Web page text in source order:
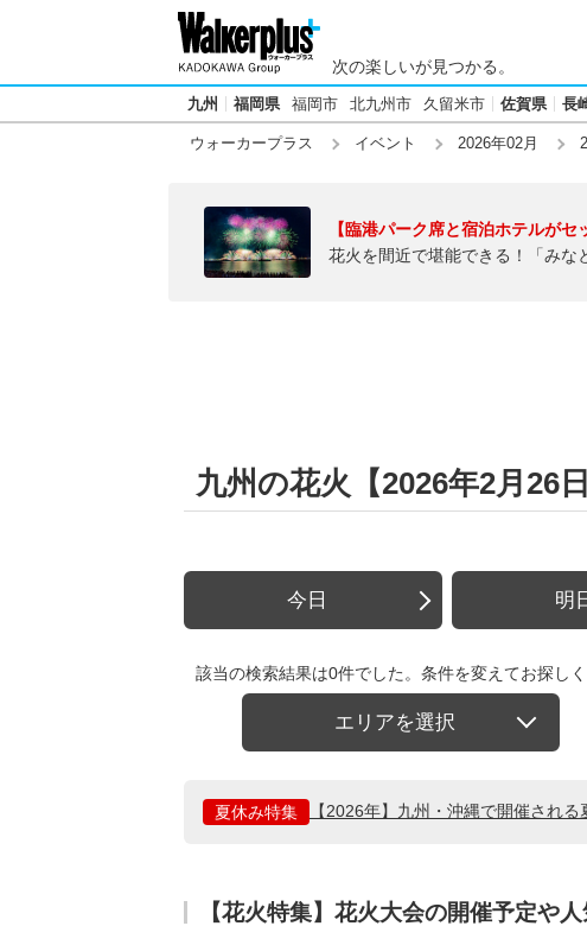
次の楽しいが見つかる。
九州 福岡県 福岡市 北九州市 久留米市 佐賀県 長
ウォーカープラス イベント 2026年02月
【臨港パーク席と宿泊ホテルがセ
花火を間近で堪能できる！「みな
九州の花火【2026年2月26日
今日 明
該当の検索結果は0件でした。条件を変えてお探しく
エリアを選択
夏休み特集 【2026年】九州・沖縄で開催される
【花火特集】花火大会の開催予定や